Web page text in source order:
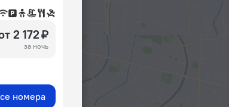
2 172 ₽
за ночь
номера